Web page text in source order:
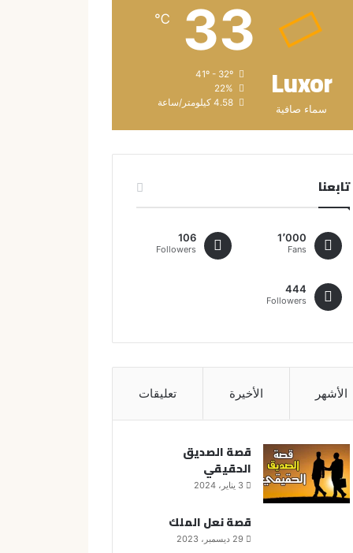
Luxor
سماء صافية
33
℃
41º - 32º
22%
4.58 كيلومتر/ساعة
تابعنا
1٬000
Fans
106
Followers
444
Followers
الأشهر الأخيرة تعليقات
قصة الصديق
الحقيقي
3 يناير، 2024
قصة نعل الملك
29 ديسمبر، 2023